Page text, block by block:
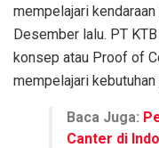
mempelajari
Desember lalu. PT
konsep atau Proof of
mempelajari
Baca Juga:
Canter di